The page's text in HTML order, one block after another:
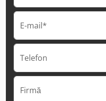
E-mail*
Telefon
Firmă